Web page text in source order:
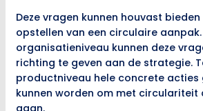
Deze vragen kunnen houvast
opstellen van een circulaire aanpak.
organisatieniveau kunnen deze
richting te geven aan de strategie.
productniveau hele concrete acties
kunnen worden om met circulariteit